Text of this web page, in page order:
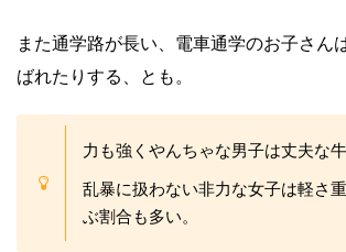
また通学路が長い、電車通学のお子さん
ばれたりする、とも。
力も強くやんちゃな男子は丈夫な牛
乱暴に扱わない非力な女子は軽さ
ぶ割合も多い。